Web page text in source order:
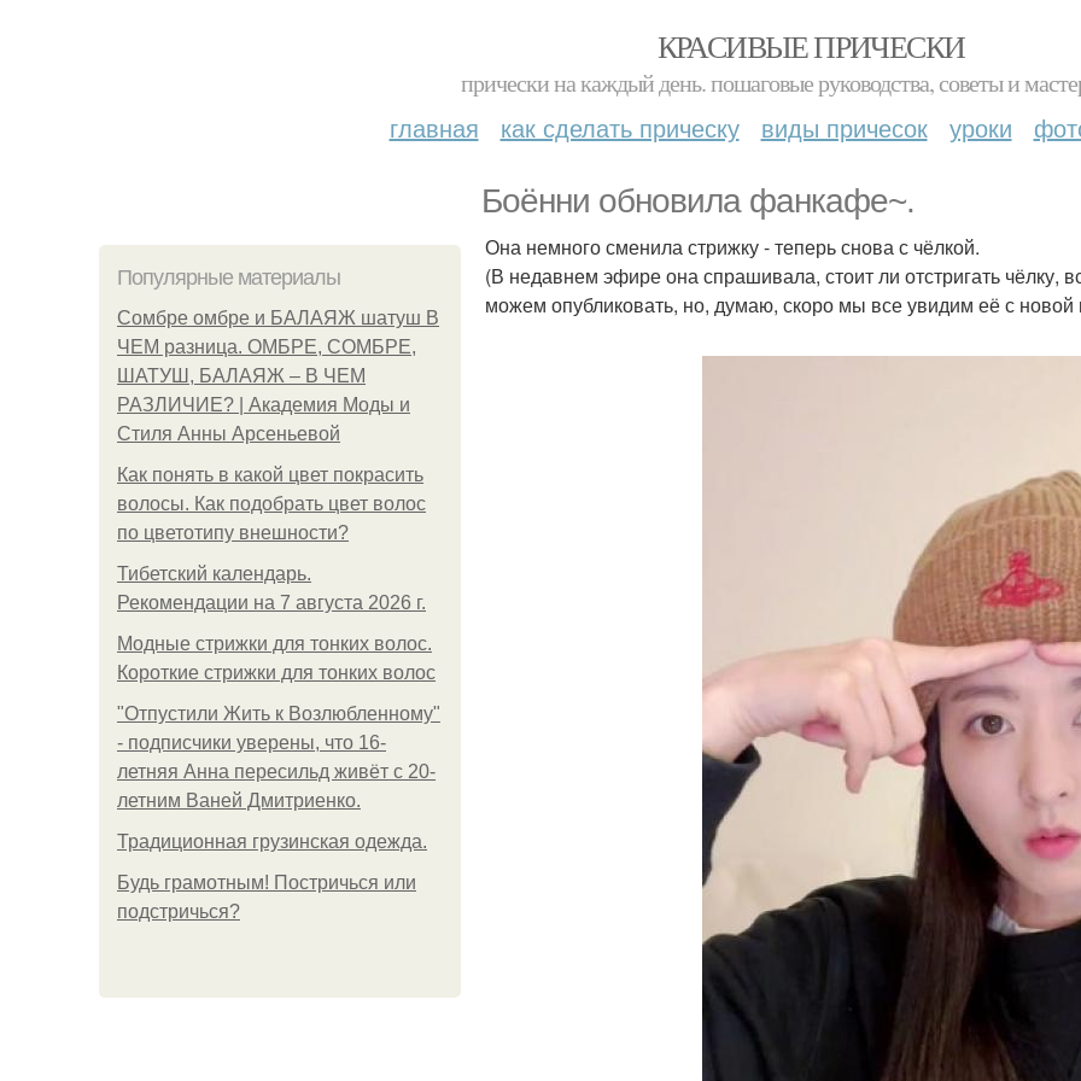
КРАСИВЫЕ ПРИЧЕСКИ
прически на каждый день. пошаговые руководства, советы и
главная как сделать прическу виды причесок уроки
Боённи обновила фанкафе~.
Популярные материалы
Сомбре омбре и БАЛАЯЖ шатуш В
ЧЕМ разница. ОМБРЕ, СОМБРЕ,
ШАТУШ, БАЛАЯЖ – В ЧЕМ
РАЗЛИЧИЕ? | Академия Моды и
Стиля Анны Арсеньевой
Как понять в какой цвет покрасить
волосы. Как подобрать цвет волос
по цветотипу внешности?
Тибетский календарь.
Рекомендации на 7 августа 2026 г.
Модные стрижки для тонких волос.
Короткие стрижки для тонких волос
"Отпустили Жить к Возлюбленному"
- подписчики уверены, что 16-
летняя Анна пересильд живёт с 20-
летним Ваней Дмитриенко.
Традиционная грузинская одежда.
Будь грамотным! Постричься или
подстричься?
Она немного сменила стрижку - теперь снова с чёлкой.
(В недавнем эфире она спрашивала, стоит ли отстригать
можем опубликовать, но, думаю, скоро мы все увидим её с новой